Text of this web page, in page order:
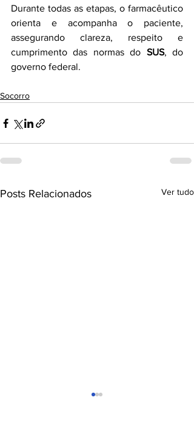
Durante todas as etapas, o farmacêutico
orienta e acompanha o paciente,
assegurando clareza, respeito e
cumprimento das normas do SUS, do
governo federal.
Socorro
Posts Relacionados Ver tudo